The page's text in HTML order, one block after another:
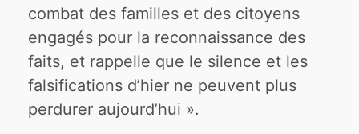
combat des familles et des citoyens
engagés pour la reconnaissance des
faits, et rappelle que le silence et les
falsifications d’hier ne peuvent plus
perdurer aujourd’hui ».